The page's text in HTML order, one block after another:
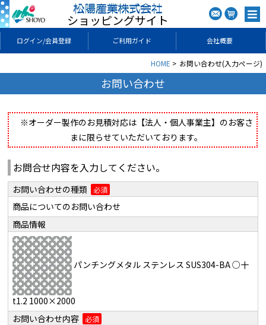
ショッピングサイト
ログイン/会員登録 ご利用ガイド 会社概要
HOME お問い合わせ(入力ページ)
お問い合わせ
※オーダー製作のお見積対応は【法人・個人事業主】のお客さ
まに限らせていただいております。
お問合せ内容を入力してください。
お問い合わせの種類 必須
商品についてのお問い合わせ
商品情報
パンチングメタル ステンレス SUS304-BA ○十
t1.2 1000×2000
お問い合わせ内容
必須